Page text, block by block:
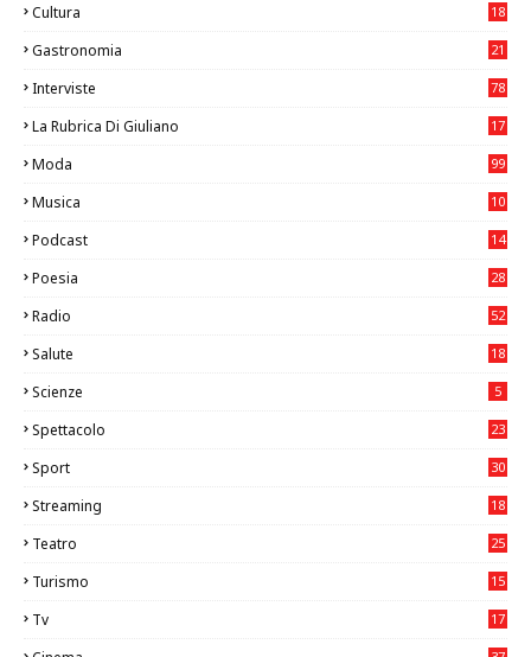
Cultura
18
Gastronomia
21
Interviste 78
La Rubrica Di Giuliano
17
Moda 99
Musica
10
Podcast 14
Poesia 28
Radio 52
Salute
18
Scienze 5
Spettacolo 23
Sport
30
Streaming 18
Teatro
25
Turismo
15
Tv
17